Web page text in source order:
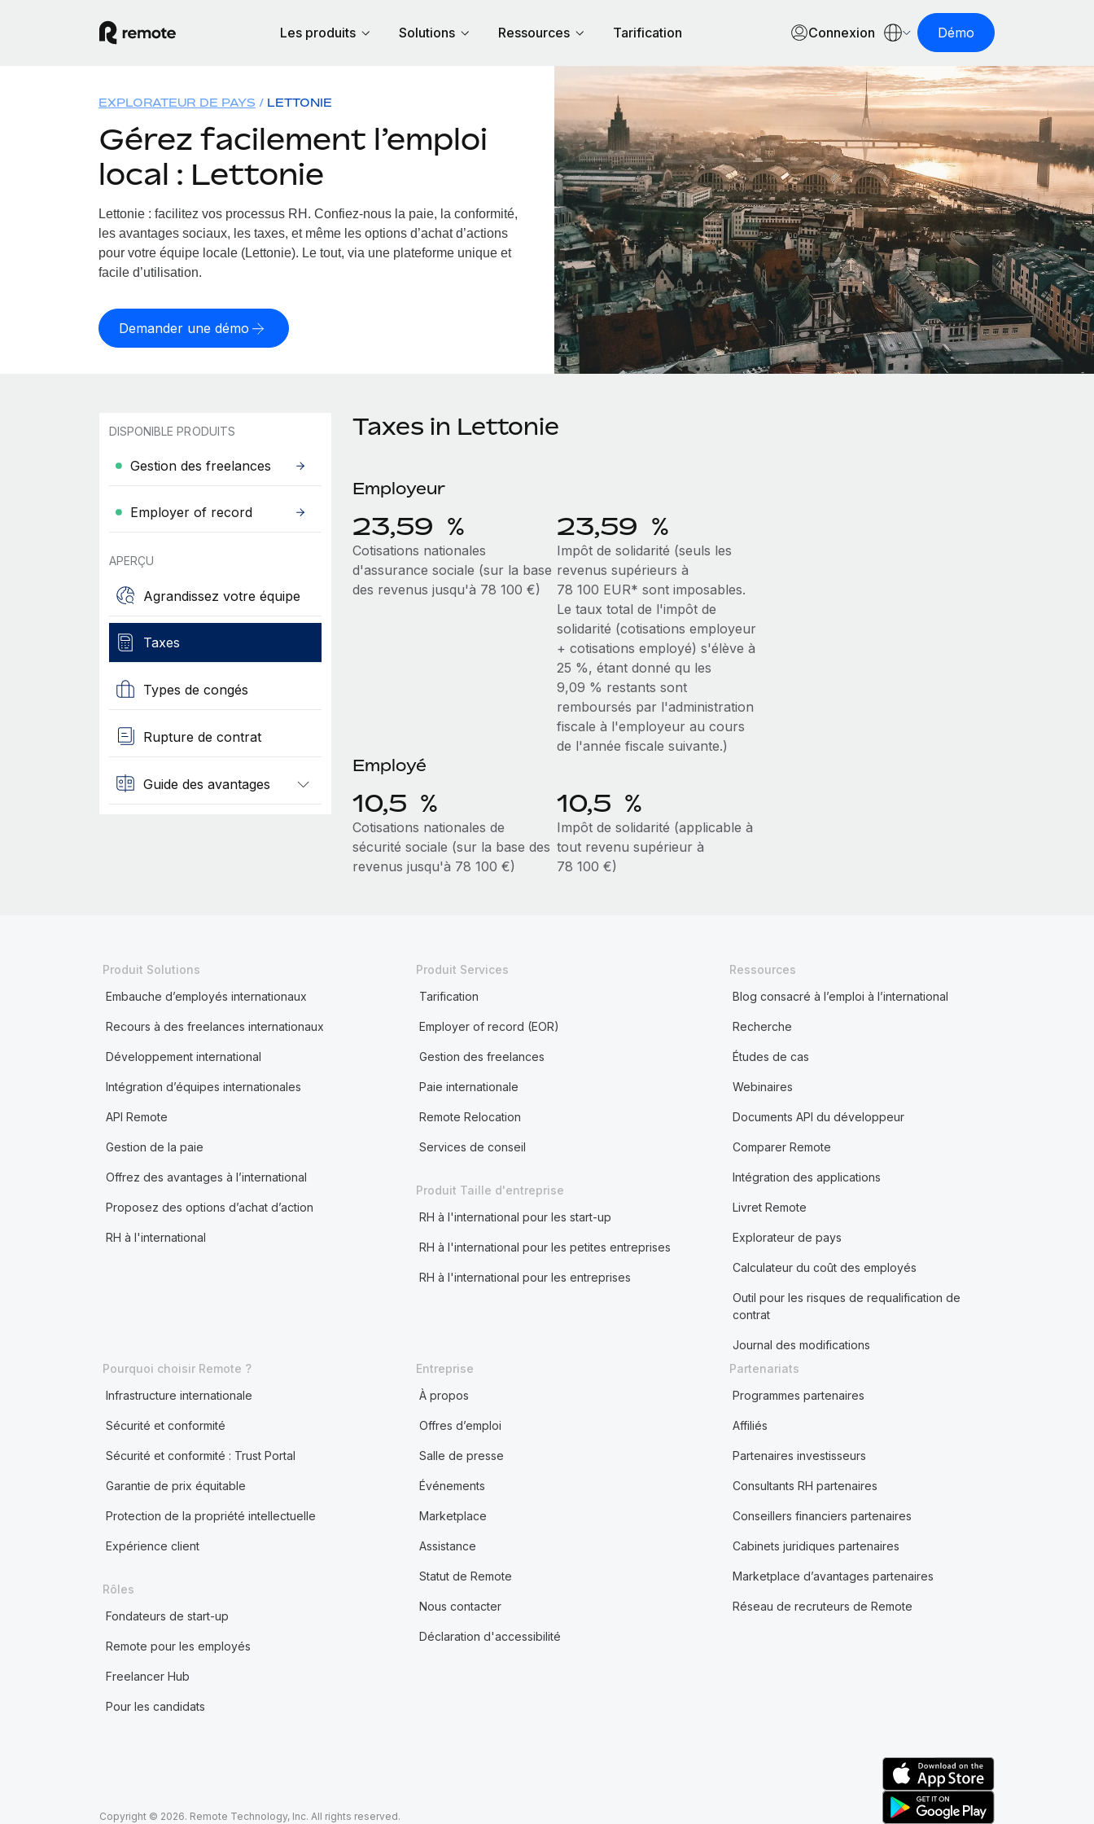
Les produits Solutions Ressources Tarification Connexion Démo
EXPLORATEUR DE PAYS LETTONIE
Gérez facilement l’emploi
local : Lettonie
Lettonie : facilitez vos processus RH. Confiez-nous la paie, la conformité,
les avantages sociaux, les taxes, et même les options d’achat d’actions
pour votre équipe locale (Lettonie). Le tout, via une plateforme unique et
facile d’utilisation.
Demander une démo
DISPONIBLE PRODUITS
Gestion des freelances
Employer of record
APERÇU
Agrandissez votre équipe
Taxes
Types de congés
Rupture de contrat
Guide des avantages
Taxes in Lettonie
Employeur
23,59 %
Cotisations nationales
d'assurance sociale (sur la base
des revenus jusqu'à 78 100 €)
23,59 %
Impôt de solidarité (seuls les
revenus supérieurs à
78 100 EUR* sont imposables.
Le taux total de l'impôt de
solidarité (cotisations employeur
+ cotisations employé) s'élève à
25 %, étant donné qu les
9,09 % restants sont
remboursés par l'administration
fiscale à l'employeur au cours
de l'année fiscale suivante.)
Employé
10,5 %
Cotisations nationales de
sécurité sociale (sur la base des
revenus jusqu'à 78 100 €)
10,5 %
Impôt de solidarité (applicable à
tout revenu supérieur à
78 100 €)
Produit Solutions
Embauche d’employés internationaux
Recours à des freelances internationaux
Développement international
Intégration d’équipes internationales
API Remote
Gestion de la paie
Offrez des avantages à l’international
Proposez des options d’achat d’action
RH à l'international
Produit Services
Tarification
Employer of record (EOR)
Gestion des freelances
Paie internationale
Remote Relocation
Services de conseil
Produit Taille d'entreprise
RH à l'international pour les start-up
RH à l'international pour les petites entreprises
RH à l'international pour les entreprises
Ressources
Blog consacré à l’emploi à l’international
Recherche
Études de cas
Webinaires
Documents API du développeur
Comparer Remote
Intégration des applications
Livret Remote
Explorateur de pays
Calculateur du coût des employés
Outil pour les risques de requalification de
contrat
Journal des modifications
Pourquoi choisir Remote ?
Infrastructure internationale
Sécurité et conformité
Sécurité et conformité : Trust Portal
Garantie de prix équitable
Protection de la propriété intellectuelle
Expérience client
Rôles
Fondateurs de start-up
Remote pour les employés
Freelancer Hub
Pour les candidats
Entreprise
À propos
Offres d’emploi
Salle de presse
Événements
Marketplace
Assistance
Statut de Remote
Nous contacter
Déclaration d'accessibilité
Partenariats
Programmes partenaires
Affiliés
Partenaires investisseurs
Consultants RH partenaires
Conseillers financiers partenaires
Cabinets juridiques partenaires
Marketplace d’avantages partenaires
Réseau de recruteurs de Remote
Copyright © 2026. Remote Technology, Inc. All rights reserved.